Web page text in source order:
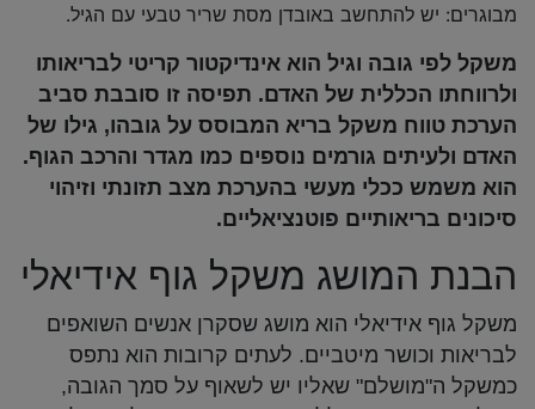
מבוגרים: יש להתחשב באובדן מסת שריר טבעי עם הגיל.
משקל לפי גובה וגיל הוא אינדיקטור קריטי לבריאותו
ולרווחתו הכללית של האדם. תפיסה זו סובבת סביב
הערכת טווח משקל בריא המבוסס על גובהו, גילו של
האדם ולעיתים גורמים נוספים כמו מגדר והרכב הגוף.
הוא משמש ככלי מעשי בהערכת מצב תזונתי וזיהוי
סיכונים בריאותיים פוטנציאליים.
הבנת המושג משקל גוף אידיאלי
משקל גוף אידיאלי הוא מושג שסקרן אנשים השואפים
לבריאות וכושר מיטביים. לעתים קרובות הוא נתפס
כמשקל ה"מושלם" שאליו יש לשאוף על סמך הגובה,